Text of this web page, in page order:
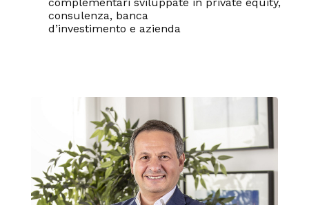
consulenza, banca
d’investimento e azienda